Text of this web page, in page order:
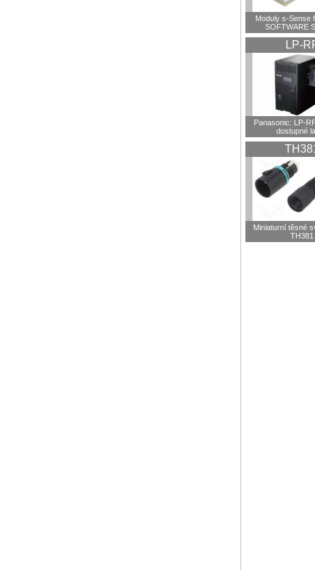
Moduly s-Sense
SOFTWARE
LP-
Panasonic: LP-
dostupné
Miniaturní těsné
TH381